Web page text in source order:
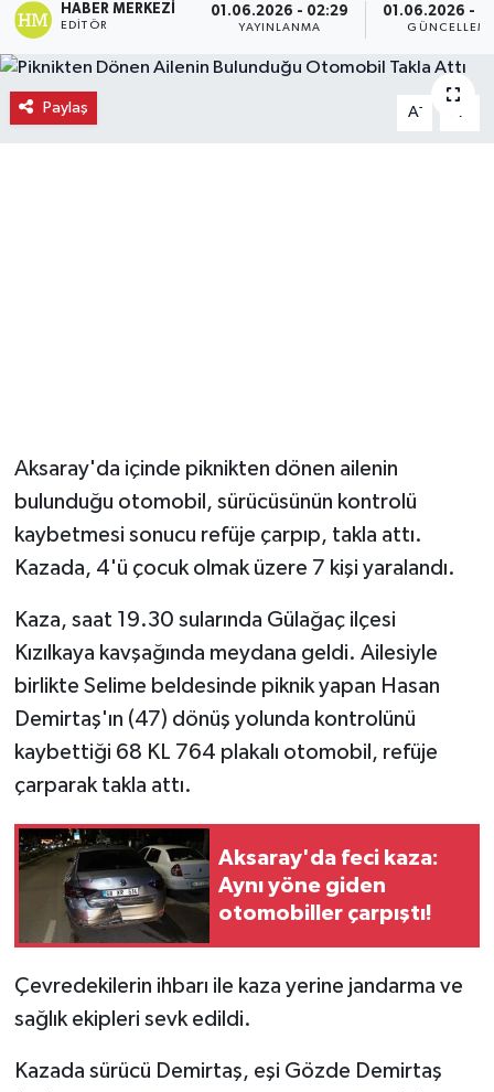
HABER MERKEZI
EDITÖR
01.06.2026 - 02:29
YAYINLANMA
01.06.2026 -
Paylaş A- A
Aksaray'da içinde piknikten dönen ailenin
bulunduğu otomobil, sürücüsünün kontrolü
kaybetmesi sonucu refüje çarpıp, takla attı.
Kazada, 4'ü çocuk olmak üzere 7 kişi yaralandı.
Kaza, saat 19.30 sularında Gülağaç ilçesi
Kızılkaya kavşağında meydana geldi. Ailesiyle
birlikte Selime beldesinde piknik yapan Hasan
Demirtaş'ın (47) dönüş yolunda kontrolünü
kaybettiği 68 KL 764 plakalı otomobil, refüje
çarparak takla attı.
Aksaray'da feci kaza:
Aynı yöne giden
otomobiller çarpıştı!
Çevredekilerin ihbarı ile kaza yerine jandarma ve
sağlık ekipleri sevk edildi.
Kazada sürücü Demirtaş, eşi Gözde Demirtaş
Eleman
Emlak
Gündem
Magazin
Resmi İlanlar
Sağlık
Seri İlan
Siyaset
Sokak Hayvanlarını Sahiplendirme
Spor
Vasıta